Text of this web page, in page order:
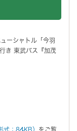
ーシャトル「今羽
き 東武バス『加茂
歩5分
式：84KB） をご覧